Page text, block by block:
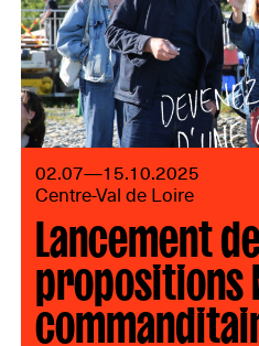
02.07—15.10.2025
Centre-Val de Loire
Lancement
propositions